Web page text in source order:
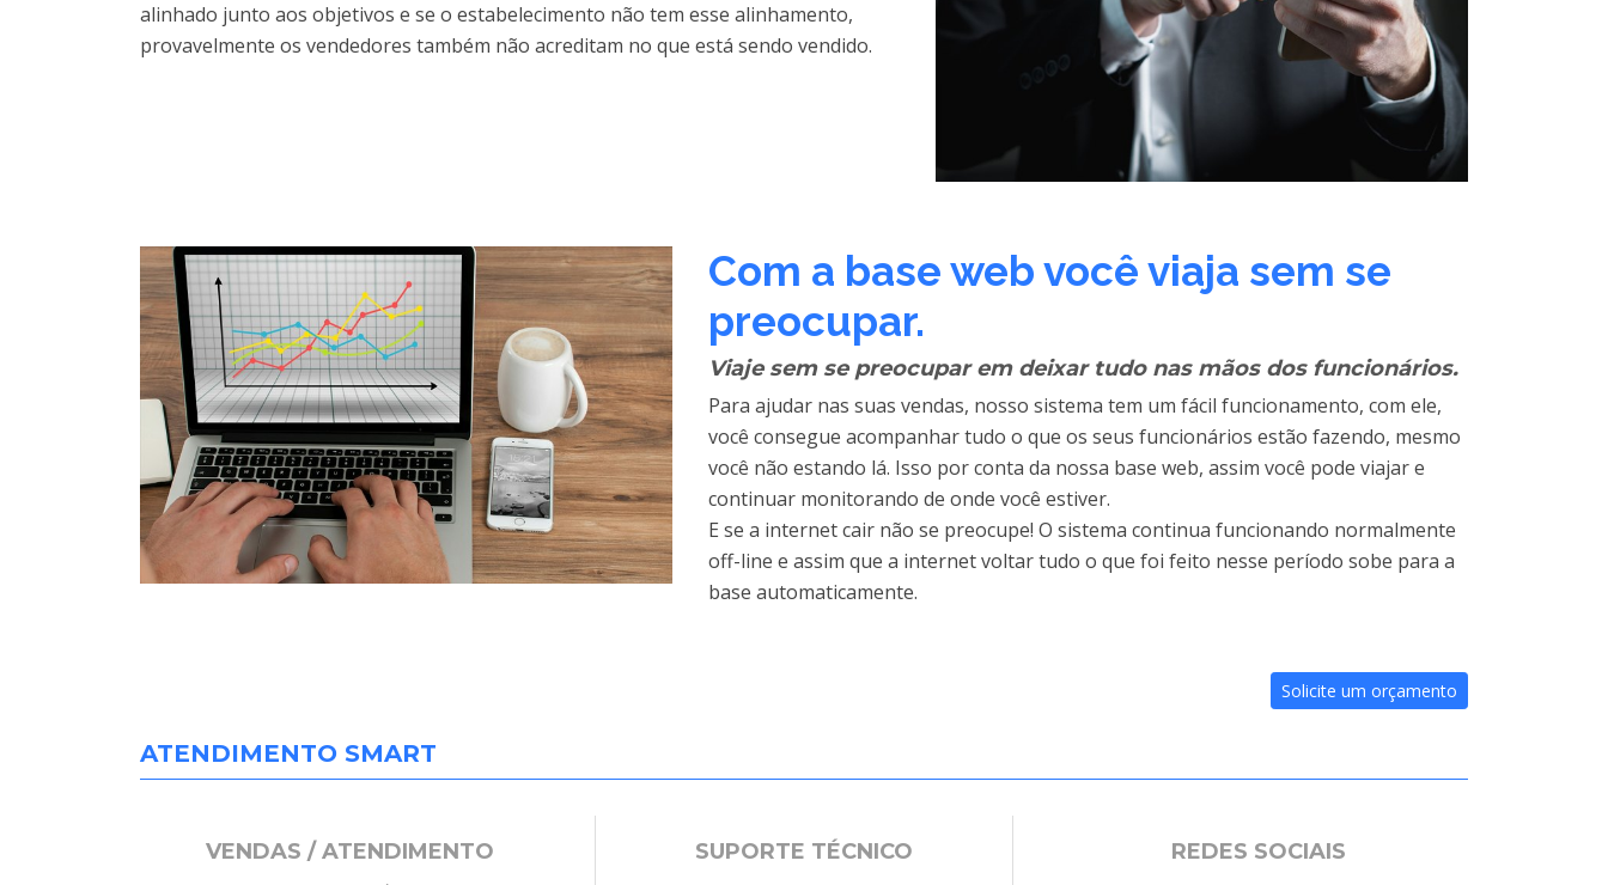
alinhado junto aos objetivos e se o estabelecimento não tem esse alinhamento,
provavelmente os vendedores também não acreditam no que está sendo vendido.
Com a base web você viaja sem se
preocupar.
Viaje sem se preocupar em deixar tudo nas mãos dos funcionários.
Para ajudar nas suas vendas, nosso sistema tem um fácil funcionamento, com ele,
você consegue acompanhar tudo o que os seus funcionários estão fazendo, mesmo
você não estando lá. Isso por conta da nossa base web, assim você pode viajar e
continuar monitorando de onde você estiver.
E se a internet cair não se preocupe! O sistema continua funcionando normalmente
off-line e assim que a internet voltar tudo o que foi feito nesse período sobe para a
base automaticamente.
Solicite um orçamento
ATENDIMENTO SMART
VENDAS / ATENDIMENTO SUPORTE TÉCNICO REDES SOCIAIS